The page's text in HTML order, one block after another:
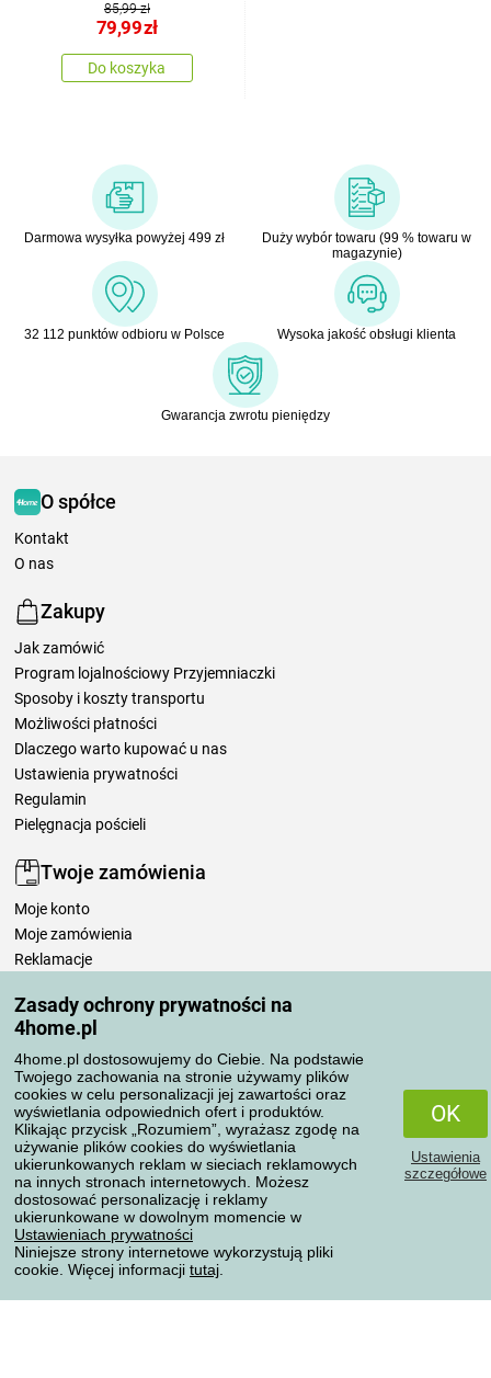
Zasady ochrony prywatności na
4home.pl
4home.pl dostosowujemy do Ciebie. Na podstawie
Twojego zachowania na stronie używamy plików
cookies w celu personalizacji jej zawartości oraz
wyświetlania odpowiednich ofert i produktów.
Klikając przycisk „Rozumiem”, wyrażasz zgodę na
używanie plików cookies do wyświetlania
ukierunkowanych reklam w sieciach reklamowych
na innych stronach internetowych. Możesz
dostosować personalizację i reklamy
ukierunkowane w dowolnym momencie w
Ustawieniach prywatności
Niniejsze strony internetowe wykorzystują pliki
cookie. Więcej informacji tutaj
OK
Ustawienia
szczegółowe
85,99 zł
79,99zł
Do koszyka
Darmowa wysyłka powyżej 499 zł
Duży wybór towaru (99 % towaru w
magazynie)
32 112 punktów odbioru w Polsce Wysoka jakość obsługi klienta
Gwarancja zwrotu pieniędzy
O spółce
Kontakt
O nas
Zakupy
Jak zamówić
Program lojalnościowy Przyjemniaczki
Sposoby i koszty transportu
Możliwości płatności
Dlaczego warto kupować u nas
Ustawienia prywatności
Regulamin
Pielęgnacja pościeli
Twoje zamówienia
Moje konto
Moje zamówienia
Reklamacje
Zasady przetwarzania recenzji
Sposoby transportu
Metody płatności
Niezawodny sklep